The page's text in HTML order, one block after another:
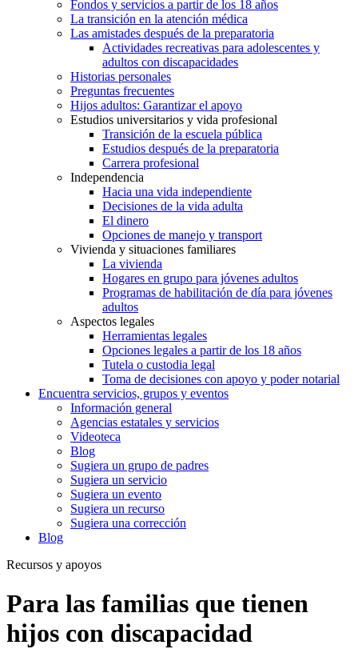
Fondos y servicios a partir de los 18 años
La transición en la atención médica
Las amistades después de la preparatoria
Actividades recreativas para adolescentes y
adultos con discapacidades
Historias personales
Preguntas frecuentes
Hijos adultos: Garantizar el apoyo
Estudios universitarios y vida profesional
Transición de la escuela pública
Estudios después de la preparatoria
Carrera profesional
Independencia
Hacia una vida independiente
Decisiones de la vida adulta
El dinero
Opciones de manejo y transport
Vivienda y situaciones familiares
La vivienda
Hogares en grupo para jóvenes adultos
Programas de habilitación de día para jóvenes
adultos
Aspectos legales
Herramientas legales
Opciones legales a partir de los 18 años
Tutela o custodia legal
Toma de decisiones con apoyo y poder notarial
Encuentra servicios, grupos y eventos
Información general
Agencias estatales y servicios
Videoteca
Blog
Sugiera un grupo de padres
Sugiera un servicio
Sugiera un evento
Sugiera un recurso
Sugiera una corrección
Blog
Recursos y apoyos
Para las familias que tienen
hijos con discapacidad